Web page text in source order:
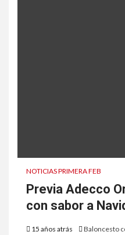
NOTICIAS PRIMERA FEB
Previa Adecco
con sabor a
15 años atrás Baloncesto